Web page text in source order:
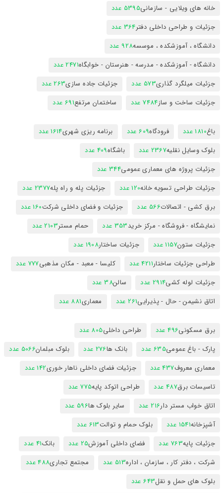
خانه های ویلایی - سازمانی5395 عدد
جزئیات و طراحی داخلی دفتر364 عدد
دانشگاه ، آموزشکده ، موسسه928 عدد
دانشگاه - آموزشکده - مدرسه - هنرستان - خوابگاه2471 عدد
جزئیات میلگرد گذاری573 عدد جزئیات جاده سازی263 عدد
جزئیات ساخت و ساز7484 عدد ساختمان مرتفع691 عدد
باغ1810 عدد فرودگاه609 عدد برنامه ریزی شهری1614 عدد
بلوک وسایل نقلیه2367 عدد باشگاه409 عدد
جزئیات پروژه های معماری عمومی344 عدد
جزئیات طراحی تسویه خانه120 عدد جزئیات پله و راه پله2377 عدد
برق کشی - اتصالات566 عدد جزئیات و فضای داخلی شرکت160 عدد
نمایشگاه - فروشگاه - مرکز خرید353 عدد حمام مستر2103 عدد
جزئیات ستون1157 عدد جزئیات ساختار1908 عدد
طراحی جزئیات ساختار4211 عدد کلیسا - معبد - مکان مذهبی777 عدد
جزئیات لوله کشی2914 عدد سالن38 عدد
اتاق نشیمن - حال - پذیرایی261 عدد معماری881 عدد
برق مسکونی496 عدد طراحی داخلی805 عدد
پارک - باغ عمومی635 عدد بانک ها276 عدد بلوک مبلمان5066 عدد
معماری معروف437 عدد جزئیات فضای داخلی ناهار خوری142 عدد
تاسیسات برق487 عدد طراحی اتوکد پایه775 عدد
اتاق خواب مستر دار216 عدد سایر بلوک ها596 عدد
آشپزخانه1541 عدد بلوک حمام و توالت613 عدد
جزئیات پایه763 عدد فضای داخلی آموزش25 عدد بانک41 عدد
شرکت ، دفتر کار ، سازمان ، اداره513 عدد مجتمع تجاری488 عدد
بلوک های حمل و نقل643 عدد